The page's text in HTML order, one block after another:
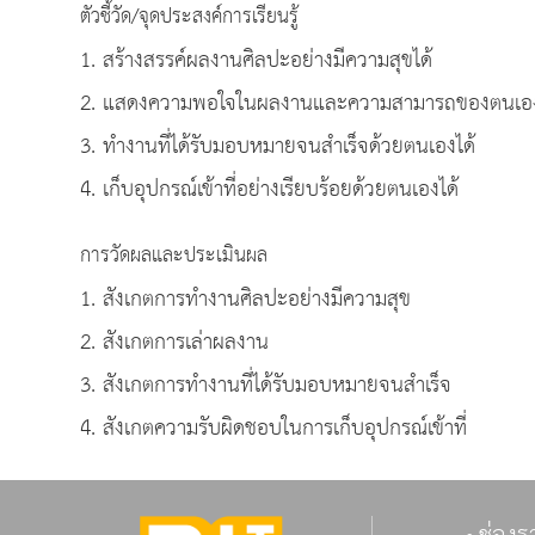
ตัวชี้วัด/จุดประสงค์การเรียนรู้
1. สร้างสรรค์ผลงานศิลปะอย่างมีความสุขได้
2. แสดงความพอใจในผลงานและความสามารถของตนเ
3. ทำงานที่ได้รับมอบหมายจนสำเร็จด้วยตนเองได้
4. เก็บอุปกรณ์เข้าที่อย่างเรียบร้อยด้วยตนเองได้
การวัดผลและประเมินผล
1. สังเกตการทำงานศิลปะอย่างมีความสุข
2. สังเกตการเล่าผลงาน
3. สังเกตการทำงานที่ได้รับมอบหมายจนสำเร็จ
4. สังเกตความรับผิดชอบในการเก็บอุปกรณ์เข้าที่